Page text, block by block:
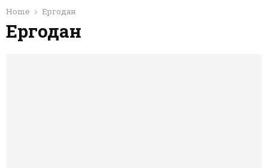
Home Ергодан
Ергодан